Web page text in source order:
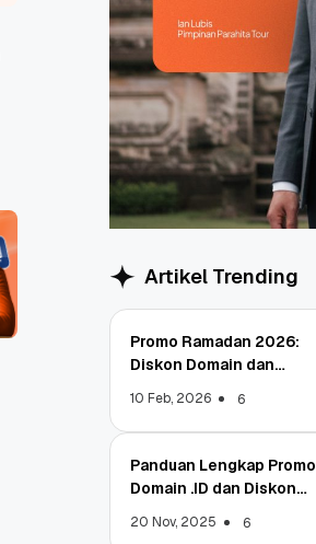
Artikel Trending
Promo Ramadan 2026:
Diskon Domain dan
10 Feb, 2026 6
Panduan Lengkap Promo
Domain .ID dan Diskon
20 Nov, 2025 6